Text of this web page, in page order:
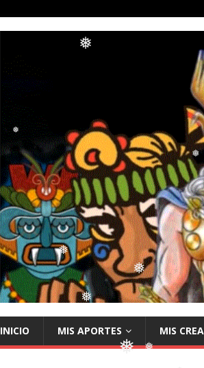
❅
❅
❅
❅
❅
INICIO MIS APORTES MIS